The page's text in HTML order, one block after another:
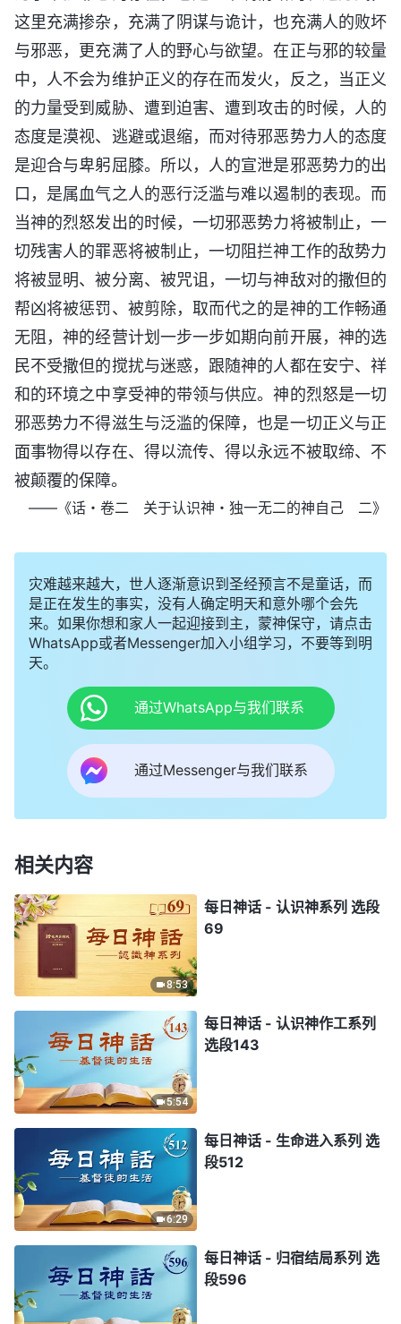
这里充满掺杂，充满了阴谋与诡计，也充满人的败坏
与邪恶，更充满了人的野心与欲望。在正与邪的较量
中，人不会为维护正义的存在而发火，反之，当正义
的力量受到威胁、遭到迫害、遭到攻击的时候，人的
态度是漠视、逃避或退缩，而对待邪恶势力人的态度
是迎合与卑躬屈膝。所以，人的宣泄是邪恶势力的出
口，是属血气之人的恶行泛滥与难以遏制的表现。而
当神的烈怒发出的时候，一切邪恶势力将被制止，一
切残害人的罪恶将被制止，一切阻拦神工作的敌势力
将被显明、被分离、被咒诅，一切与神敌对的撒但的
帮凶将被惩罚、被剪除，取而代之的是神的工作畅通
无阻，神的经营计划一步一步如期向前开展，神的选
民不受撒但的搅扰与迷惑，跟随神的人都在安宁、祥
和的环境之中享受神的带领与供应。神的烈怒是一切
邪恶势力不得滋生与泛滥的保障，也是一切正义与正
面事物得以存在、得以流传、得以永远不被取缔、不
被颠覆的保障。
——《话・卷二 关于认识神・独一无二的神自己 二》
灾难越来越大，世人逐渐意识到圣经预言不是童话，而
是正在发生的事实，没有人确定明天和意外哪个会先
来。如果你想和家人一起迎接到主，蒙神保守，请点击
WhatsApp或者Messenger加入小组学习，不要等到明
天。
通过WhatsApp与我们联系
通过Messenger与我们联系
相关内容
8:53
每日神话 - 认识神系列 选段
69
5:54
每日神话 - 认识神作工系列
选段143
6:29
每日神话 - 生命进入系列 选
段512
每日神话 - 归宿结局系列 选
段596